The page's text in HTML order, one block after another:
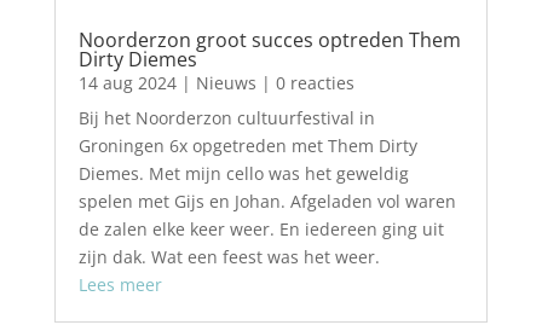
Noorderzon groot succes optreden Them
Dirty Diemes
14 aug 2024| Nieuws | 0 reacties
Bij het Noorderzon cultuurfestival in
Groningen 6x opgetreden met Them Dirty
Diemes. Met mijn cello was het geweldig
spelen met Gijs en Johan. Afgeladen vol waren
de zalen elke keer weer. En iedereen ging uit
zijn dak. Wat een feest was het weer.
Lees meer